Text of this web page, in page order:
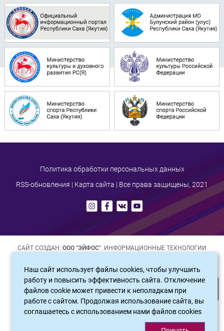
Политика обработки персональных данных
RSS-обновления | Карта сайта | Все права защищены, 2021
Наш сайт использует файлы cookies, чтобы улучшить
работу и повысить эффективность сайта. Отключение
файлов cookie может привести к неполадкам при
работе с сайтом. Продолжая использование сайта, вы
соглашаетесь c использованием нами файлов cookies
САЙТ СОЗДАН: ООО "ЭЙФОС". ИНФОРМАЦИОННЫЕ ТЕХНОЛОГИИ